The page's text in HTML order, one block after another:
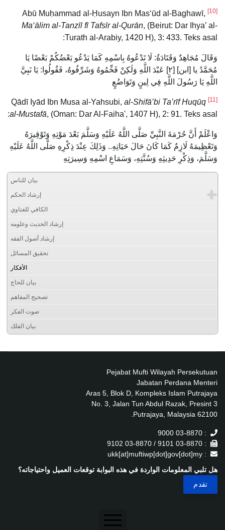
[10]
Ma‘ālim al-Tanzīl fī Tafsīr al-Qurān, (Beirut: Dar Ihya’ al-
Turath al-Arabiy, 1420 H), 3: 433. Teks asal:
وَقَالَ مُجَاهِدٌ وَقَتَادَةُ: لَا تَدْعُوهُ بِاسْمِهِ كَمَا يَدْعُو بَعْضُكُمْ بَعْضًا يَا
مُحَمَّدُ يا [ابن] [٢] عَبْدَ اللَّهِ وَلَكِنْ فَخِّمُوهُ وَشَرِّفُوهُ، فَقُولُوا: يَا نَبِيَّ
اللَّهِ يَا رَسُولَ اللَّهِ فِي لِينٍ وَتَوَاضُعٍ
[11]
al-Shifā’bi Ta’rīf Huqūq
al-Mustafā, (Oman: Dar Al-Faiha', 1407 H), 2: 91. Teks asal:
وَاعْلَمْ أَنَّ حُرْمَةَ النَّبِيِّ صَلَّى اللَّهُ عَلَيْهِ وَسَلَّمَ بَعْدَ مَوْتِهِ وَتَوْقِيرَهُ
وَتَعْظِيمَهُ لَازِمٌ كَمَا كَانَ حَالَ حَيَاتِهِ.. وَذَلِكَ عِنْدَ ذِكْرِهِ صَلَّى اللَّهُ عَلَيْهِ
وَسَلَّمَ، وَذِكْرِ حَدِيثِهِ وَسُنَّتِهِ، وَسَمَاعِ اسْمِهِ وَسِيرَتِهِ
بيان للناس
إرشاد الحكم
الكافي للفتاوي
إرشاد الحديث وعلومه
إرشاد أصول الفقه
تحقيق المسائل
الأفكار
بيان للحاج
تصحيح المفاهم
صوت الفكر
بيان الفلك
Pejabat Mufti Wilayah Persekutuan
Jabatan Perdana Menteri
Aras 5, Blok D, Kompleks Islam Putrajaya
No. 3, Jalan Tun Abdul Razak, Presint 3
62100 Putrajaya, Malaysia.
: 03-8870 9000
: 03-8870 9101 / 03-8870 9102
: ukk[at]muftiwp[dot]gov[dot]my
هل تلبي المعلومات الواردة في هذه البوابة توقعات العميل واحتياجاته؟